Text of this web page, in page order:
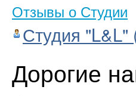
Отзывы о Студии
Студия
Дорогие